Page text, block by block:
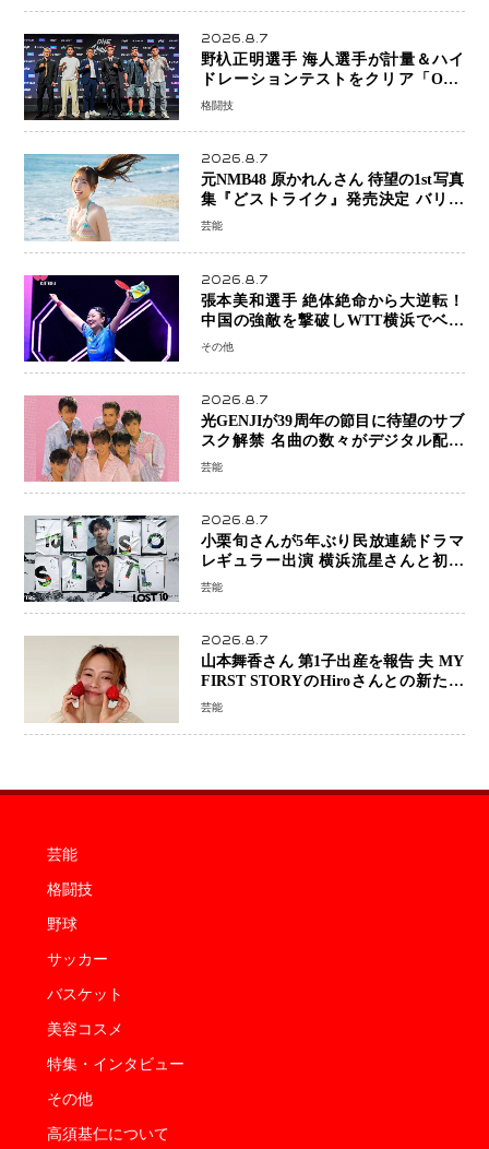
2026.8.7
野杁正明選手 海人選手が計量＆ハイ
ドレーションテストをクリア「ONE
SAMURAI 2」決戦へ万全の準備整う
格闘技
2026.8.7
元NMB48 原かれんさん 待望の1st写真
集『どストライク』発売決定 バリで
魅せる25歳の新境地
芸能
2026.8.7
張本美和選手 絶体絶命から大逆転！
中国の強敵を撃破しWTT横浜でベス
ト8進出
その他
2026.8.7
光GENJIが39周年の節目に待望のサブ
スク解禁 名曲の数々がデジタル配信
へ 40周年へ向け1年間で全作品を順次
芸能
2026.8.7
小栗旬さんが5年ぶり民放連続ドラマ
レギュラー出演 横浜流星さんと初共
演『LOST10』で異色バディ結成
芸能
2026.8.7
山本舞香さん 第1子出産を報告 夫 MY
FIRST STORYのHiroさんとの新たな
家族生活「母子ともに健康」
芸能
芸能
格闘技
野球
サッカー
バスケット
美容コスメ
特集・インタビュー
その他
高須基仁について